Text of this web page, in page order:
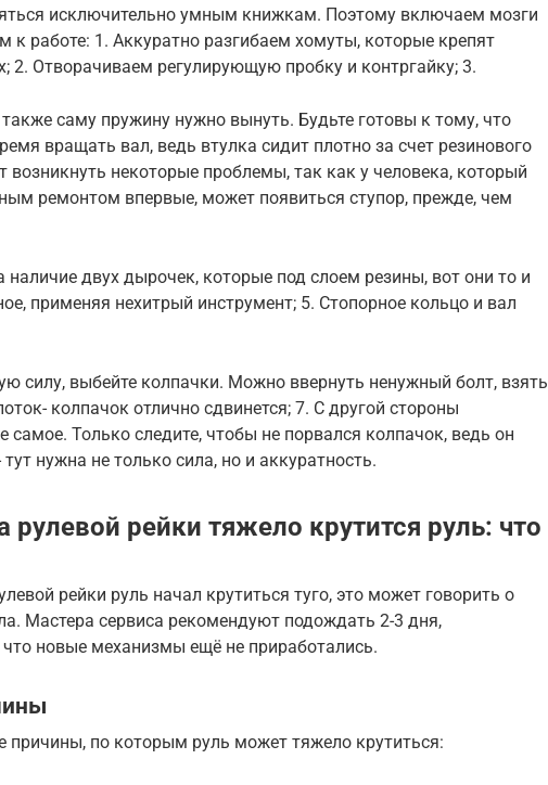
исключительно умным книжкам. Поэтому включаем мозги
к работе: 1. Аккуратно разгибаем хомуты, которые крепят
2. Отворачиваем регулирующую пробку и контргайку; 3.
саму пружину нужно вынуть. Будьте готовы к тому, что
вращать вал, ведь втулка сидит плотно за счет резинового
возникнуть некоторые проблемы, так как у человека, который
ремонтом впервые, может появиться ступор, прежде, чем
наличие двух дырочек, которые под слоем резины, вот они то и
применяя нехитрый инструмент; 5. Стопорное кольцо и вал
силу, выбейте колпачки. Можно ввернуть ненужный болт, взять
колпачок отлично сдвинется; 7. С другой стороны
самое. Только следите, чтобы не порвался колпачок, ведь он
нужна не только сила, но и аккуратность.
рулевой рейки тяжело крутится руль: что
рейки руль начал крутиться туго, это может говорить о
Мастера сервиса рекомендуют подождать 2-3 дня,
новые механизмы ещё не приработались.
причины, по которым руль может тяжело крутиться: